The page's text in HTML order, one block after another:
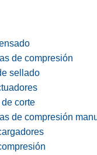
de compresión
sellado
corte
de compresión